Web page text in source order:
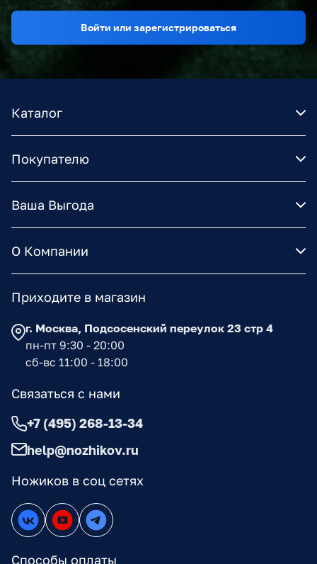
Войти или зарегистрироваться
Каталог
Покупателю
Ваша Выгода
О Компании
Ножиков в соц сетях
Способы оплаты
Приходите в магазин
г. Москва, Подсосенский переулок 23 стр 4
пн-пт 9:30 - 20:00
сб-вс 11:00 - 18:00
Связаться с нами
+7 (495) 268-13-34
help@nozhikov.ru